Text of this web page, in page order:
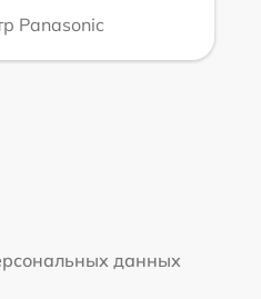
Panasonic
данных